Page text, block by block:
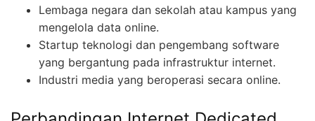
Lembaga negara dan sekolah atau kampus yang
mengelola data online.
Startup teknologi dan pengembang software
yang bergantung pada infrastruktur internet.
Industri media yang beroperasi secara online.